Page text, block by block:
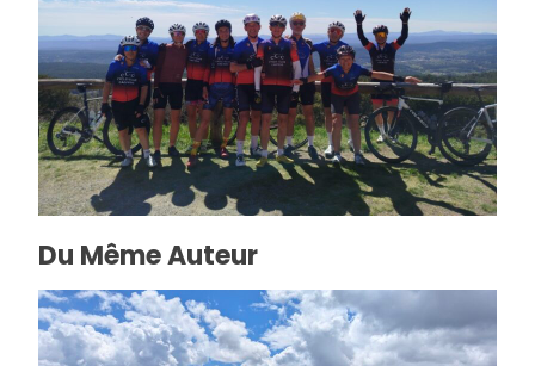
Lundi de Pâques 2026 dans le Var
2026-04-07
Du Même Auteur